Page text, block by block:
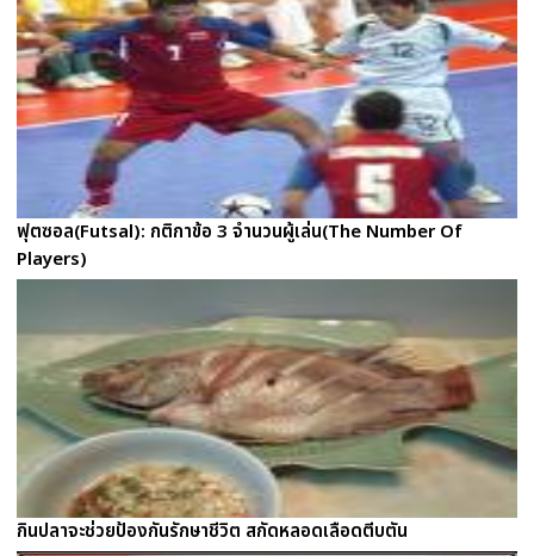
ฟุตซอล(Futsal): กติกาข้อ 3 จำนวนผู้เล่น(The Number Of
Players)
กินปลาจะช่วยป้องกันรักษาชีวิต สกัดหลอดเลือดตีบตัน